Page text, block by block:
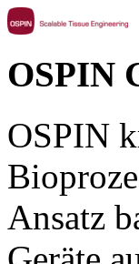
OSPIN
OSPIN
Ansatz